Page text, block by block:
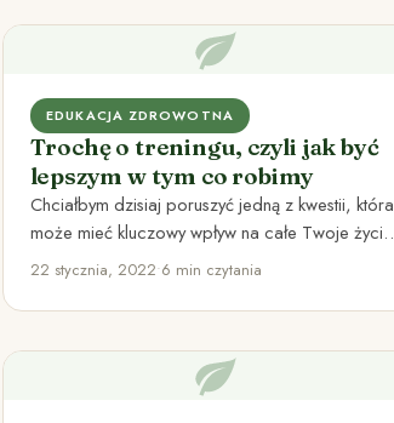
EDUKACJA ZDROWOTNA
Trochę o treningu, czyli jak być
lepszym w tym co robimy
Chciałbym dzisiaj poruszyć jedną z kwestii, która
może mieć kluczowy wpływ na całe Twoje życie.
Będzie to trochę…
22 stycznia, 2022•6 min czytania